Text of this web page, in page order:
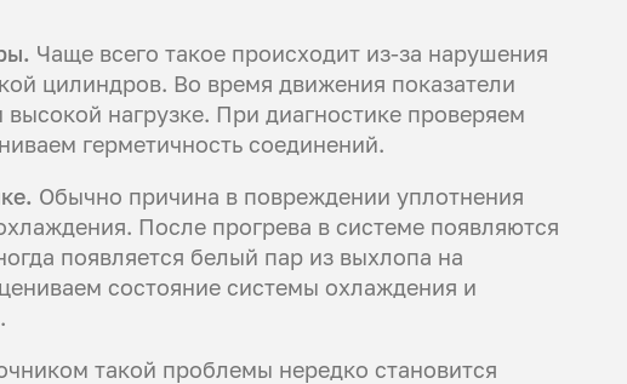
Чаще всего такое происходит из-за нарушения
цилиндров. Во время движения показатели
нагрузке. При диагностике проверяем
герметичность соединений.
Обычно причина в повреждении уплотнения
После прогрева в системе появляются
появляется белый пар из выхлопа на
состояние системы охлаждения и
такой проблемы нередко становится